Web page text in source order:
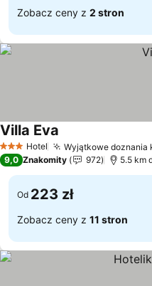
Zobacz ceny z 2 stron
3 Kategoria
Hotel Wyjątkowe doznania
Villa Eva
9,0 Znakomity 972 5.5 km
Od 223 zł
Zobacz ceny z 11 stron